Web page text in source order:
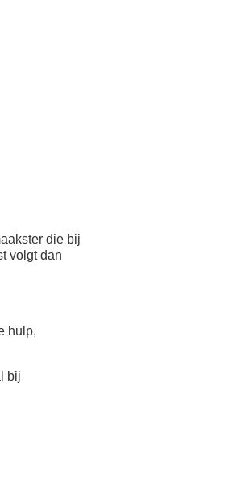
die bij
volgt dan
hulp,
bij